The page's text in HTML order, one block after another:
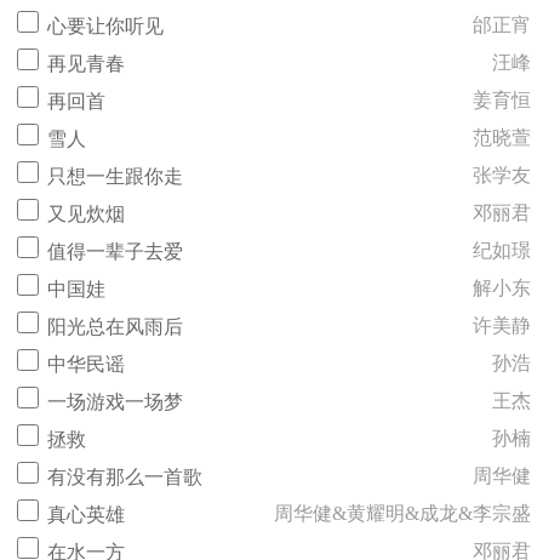
心要让你听见
邰正宵
再见青春
汪峰
再回首
姜育恒
雪人
范晓萱
只想一生跟你走
张学友
又见炊烟
邓丽君
值得一辈子去爱
纪如璟
中国娃
解小东
阳光总在风雨后
许美静
中华民谣
孙浩
一场游戏一场梦
王杰
拯救
孙楠
有没有那么一首歌
周华健
真心英雄
周华健&黄耀明&成龙&李宗盛
在水一方
邓丽君